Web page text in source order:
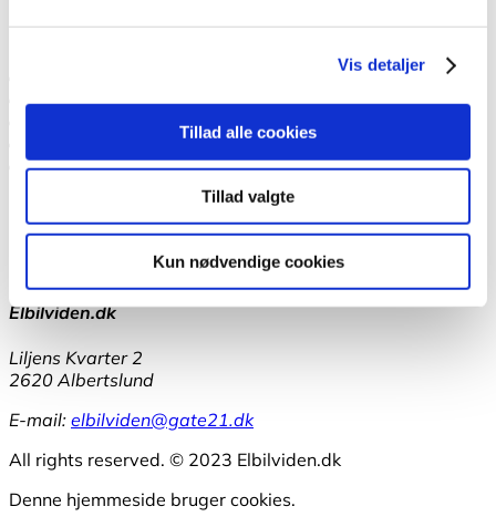
Vis detaljer
Tillad alle cookies
Tillad valgte
Kun nødvendige cookies
Nyheder
Andet
Nyheder
Arrangementer
Elbilviden.dk – et netværk med strøm i
Elbilviden.dk
Liljens Kvarter 2
2620 Albertslund
E-mail: elbilviden@gate21.dk
All rights reserved. © 2023 Elbilviden.dk
Denne hjemmeside bruger cookies.